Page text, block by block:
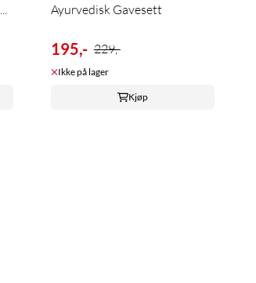
Ayurvedisk Gavesett
195,- 229,-
Ikke på lager
Kjøp